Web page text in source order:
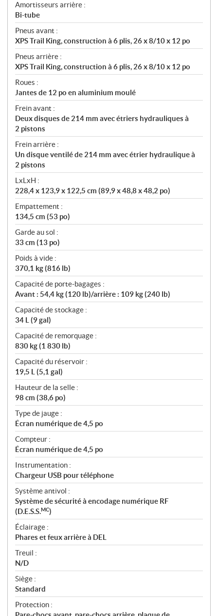
Amortisseurs arrière :
Bi-tube
Pneus avant :
XPS Trail King, construction à 6 plis, 26 x 8/10 x 12 po
Pneus arrière :
XPS Trail King, construction à 6 plis, 26 x 8/10 x 12 po
Roues :
Jantes de 12 po en aluminium moulé
Frein avant :
Deux disques de 214 mm avec étriers hydrauliques à
2 pistons
Frein arrière :
Un disque ventilé de 214 mm avec étrier hydraulique à
2 pistons
LxLxH :
228,4 x 123,9 x 122,5 cm (89,9 x 48,8 x 48,2 po)
Empattement :
134,5 cm (53 po)
Garde au sol :
33 cm (13 po)
Poids à vide :
370,1 kg (816 lb)
Capacité de porte-bagages :
Avant : 54,4 kg (120 lb)/arrière : 109 kg (240 lb)
Capacité de stockage :
34 L (9 gal)
Capacité de remorquage :
830 kg (1 830 lb)
Capacité du réservoir :
19,5 L (5,1 gal)
Hauteur de la selle :
98 cm (38,6 po)
Type de jauge :
Écran numérique de 4,5 po
Compteur :
Écran numérique de 4,5 po
Instrumentation :
Chargeur USB pour téléphone
Système antivol :
Système de sécurité à encodage numérique RF
(D.E.S.S.MC)
Éclairage :
Phares et feux arrière à DEL
Treuil :
N/D
Siège :
Standard
Protection :